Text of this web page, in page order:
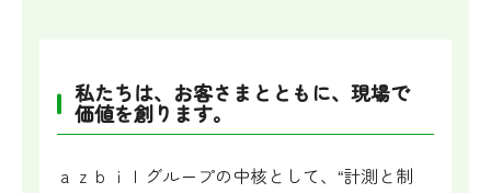
私たちは、お客さまとともに、現場で
価値を創ります。
ａｚｂｉｌグループの中核として、“計測と制